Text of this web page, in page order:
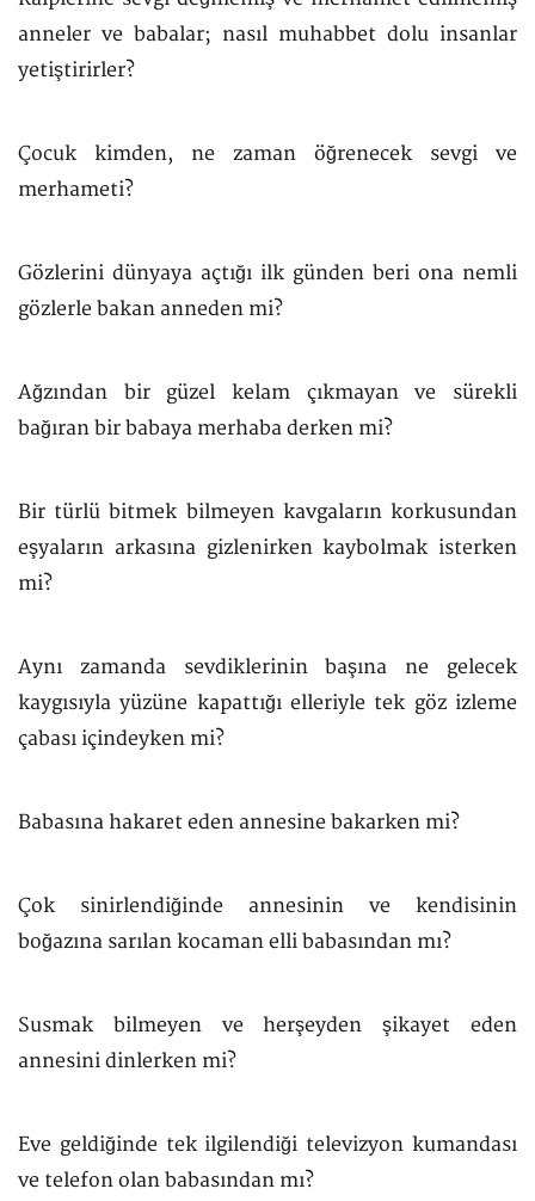
anneler ve babalar; nasıl muhabbet dolu insanlar
yetiştirirler?
Çocuk kimden, ne zaman öğrenecek sevgi ve
merhameti?
Gözlerini dünyaya açtığı ilk günden beri ona nemli
gözlerle bakan anneden mi?
Ağzından bir güzel kelam çıkmayan ve sürekli
bağıran bir babaya merhaba derken mi?
Bir türlü bitmek bilmeyen kavgaların korkusundan
eşyaların arkasına gizlenirken kaybolmak isterken
mi?
Aynı zamanda sevdiklerinin başına ne gelecek
kaygısıyla yüzüne kapattığı elleriyle tek göz izleme
çabası içindeyken mi?
Babasına hakaret eden annesine bakarken mi?
Çok sinirlendiğinde annesinin ve kendisinin
boğazına sarılan kocaman elli babasından mı?
Susmak bilmeyen ve herşeyden şikayet eden
annesini dinlerken mi?
Eve geldiğinde tek ilgilendiği televizyon kumandası
ve telefon olan babasından mı?